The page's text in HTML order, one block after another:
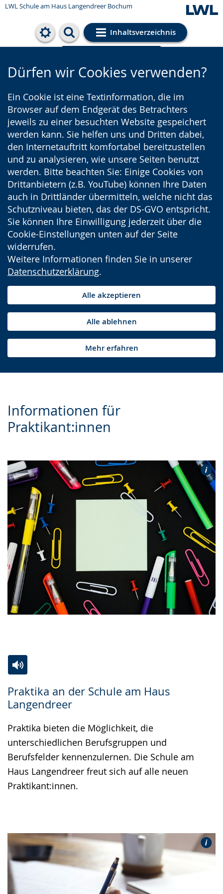
LWL Schule am Haus Langendreer Bochum
Inhaltsverzeichnis
Cookie-Einstellungen
Dürfen wir Cookies verwenden?
Ein Cookie ist eine Textinformation, die im
Browser auf dem Endgerät des Betrachters
jeweils zu einer besuchten Website gespeichert
werden kann. Sie helfen uns und Dritten dabei,
den Internetauftritt komfortabel bereitzustellen
und zu analysieren, wie unsere Seiten benutzt
werden. Bitte beachten Sie: Einige Cookies von
Drittanbietern (z.B. YouTube) können Ihre Daten
auch in Drittländer übermitteln, welche nicht das
Schutzniveau bieten, das der DS-GVO entspricht.
Sie können Ihre Einwilligung jederzeit über die
Cookie-Einstellungen unten auf der Seite
widerrufen.
Weitere Informationen finden Sie in unserer
Datenschutzerklärung.
Alle akzeptieren
Alle ablehnen
Mehr erfahren
Informationen für
Praktikant:innen
Praktika an der Schule am Haus
Langendreer
Leichten
Sprache
wechseln.
Audio-
Unterstützung.
Video
in
Deutscher
Gebärdensprache
wird
angezeigt.
Praktika bieten die Möglichkeit, die
unterschiedlichen Berufsgruppen und
Berufsfelder kennenzulernen. Die Schule am
Haus Langendreer freut sich auf alle neuen
Praktikant:innen.